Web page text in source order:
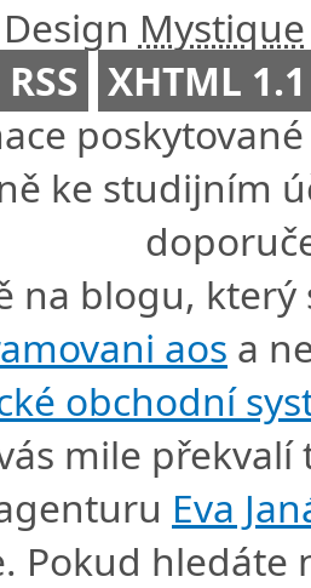
Design Mystique
XHTML 1.1
ke studijním
na blogu,
aos a
obchodní
mile
Eva
Pokud hledáte